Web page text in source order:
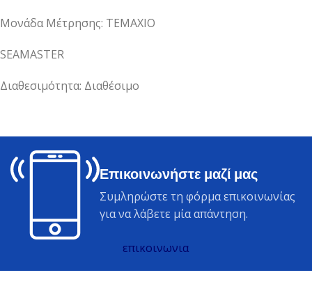
Μονάδα Μέτρησης: ΤΕΜΑΧΙΟ
SEAMASTER
Διαθεσιμότητα: Διαθέσιμο
Επικοινωνήστε μαζί μας
Συμληρώστε τη φόρμα επικοινωνίας
για να λάβετε μία απάντηση.
επικοινωνια